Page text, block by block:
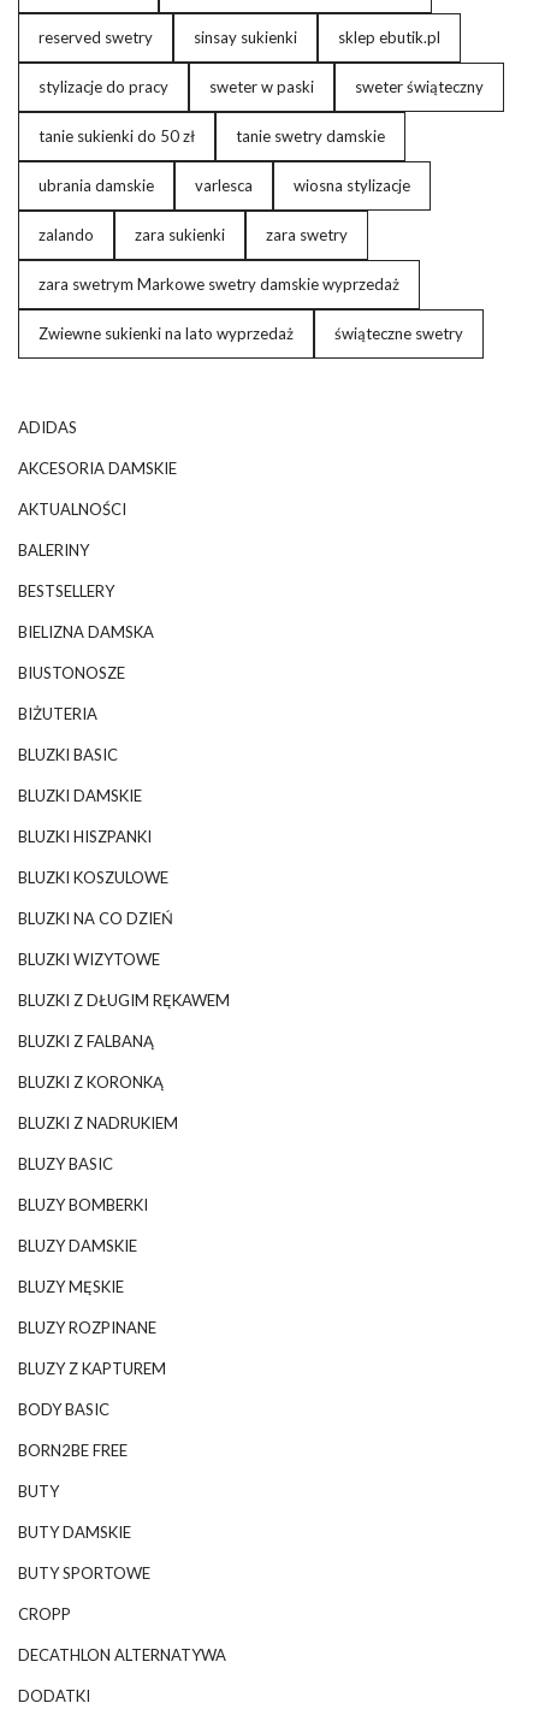
reserved swetry sinsay sukienki sklep ebutik.pl
stylizacje do pracy sweter w paski sweter świąteczny
tanie sukienki do 50 zł tanie swetry damskie
ubrania damskie varlesca wiosna stylizacje
zalando zara sukienki zara swetry
zara swetrym Markowe swetry damskie wyprzedaż
Zwiewne sukienki na lato wyprzedaż świąteczne swetry
ADIDAS
AKCESORIA DAMSKIE
AKTUALNOŚCI
BALERINY
BESTSELLERY
BIELIZNA DAMSKA
BIUSTONOSZE
BIŻUTERIA
BLUZKI BASIC
BLUZKI DAMSKIE
BLUZKI HISZPANKI
BLUZKI KOSZULOWE
BLUZKI NA CO DZIEŃ
BLUZKI WIZYTOWE
BLUZKI Z DŁUGIM RĘKAWEM
BLUZKI Z FALBANĄ
BLUZKI Z KORONKĄ
BLUZKI Z NADRUKIEM
BLUZY BASIC
BLUZY BOMBERKI
BLUZY DAMSKIE
BLUZY MĘSKIE
BLUZY ROZPINANE
BLUZY Z KAPTUREM
BODY BASIC
BORN2BE FREE
BUTY
BUTY DAMSKIE
BUTY SPORTOWE
CROPP
DECATHLON ALTERNATYWA
DODATKI